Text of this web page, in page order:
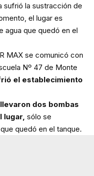
sufrió la sustracción de
el lugar es
agua que quedó en el
MAX se comunicó con
Nº 47 de Monte
el establecimiento
dos bombas
lugar, sólo se
quedó en el tanque.